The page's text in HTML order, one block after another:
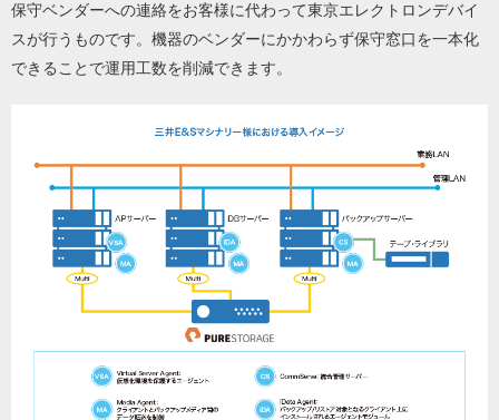
保守ベンダーへの連絡をお客様に代わって東京エレクトロンデバイ
スが行うものです。機器のベンダーにかかわらず保守窓口を一本化
できることで運用工数を削減できます。